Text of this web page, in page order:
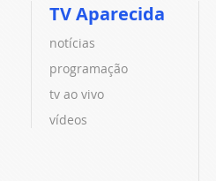
TV Aparecida
notícias
programação
tv ao vivo
vídeos